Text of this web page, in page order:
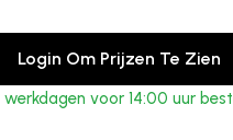
Login Om Prijzen Te Zien
werkdagen voor 14:00 uur